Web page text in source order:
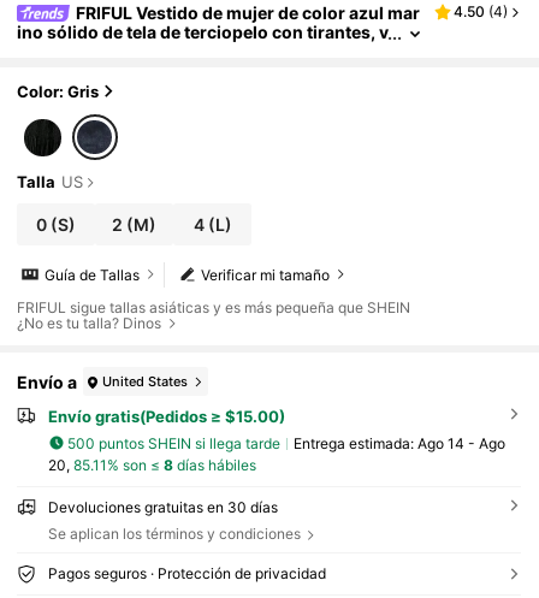
FRIFUL Vestido de mujer de color azul mar
ino sólido de tela de terciopelo con tirantes, v
4.50 (4)
Color: Gris
Talla US
0 (S) 2 (M) 4(L)
Verificar mi tamaño
Guía de Tallas
FRIFUL sigue tallas asiáticas y es más pequeña que SHEIN
¿No es tu talla? Dinos
Envío a United States
Envío gratis(Pedidos ≥ $15.00)
500 puntos SHEIN si llega tarde Entrega estimada: Ago 14 - Ago
20, 85.11% son ≤ 8días hábiles
Devoluciones gratuitas en 30 días
Se aplican los términos y condiciones
Pagos seguros · Protección de privacidad